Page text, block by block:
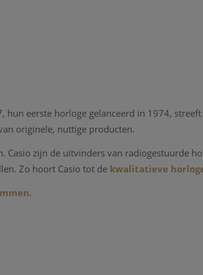
hun eerste horloge gelanceerd in 1974,
originele, nuttige producten.
Casio zijn de uitvinders van radiogestuurde
Zo hoort Casio tot de kwalitatieve
.